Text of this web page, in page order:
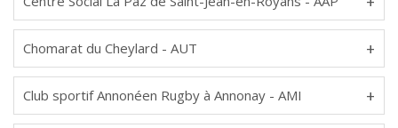
Chomarat du Cheylard - AUT
Club sportif Annonéen Rugby à Annonay - AMI